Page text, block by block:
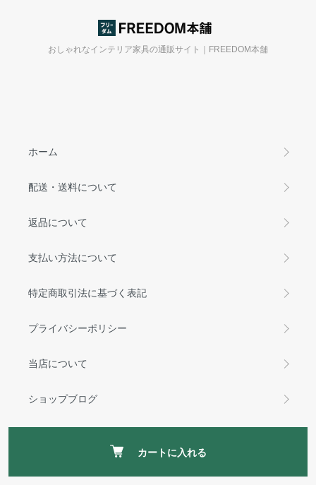
カートに入れる
おしゃれなインテリア家具の通販サイト｜FREEDOM本舗
ホーム
配送・送料について
返品について
支払い方法について
特定商取引法に基づく表記
プライバシーポリシー
当店について
ショップブログ